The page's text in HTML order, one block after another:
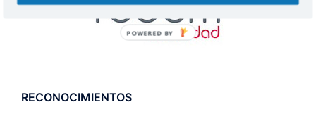
RECONOCIMIENTOS
POWERED BY